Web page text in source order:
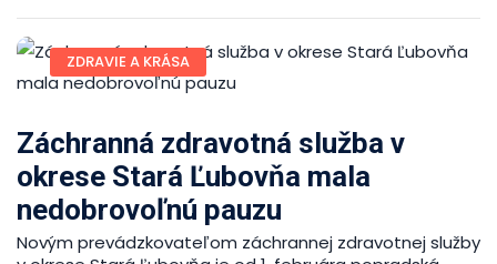
ZDRAVIE A KRÁSA
Záchranná zdravotná služba v
okrese Stará Ľubovňa mala
nedobrovoľnú pauzu
Novým prevádzkovateľom záchrannej zdravotnej služby